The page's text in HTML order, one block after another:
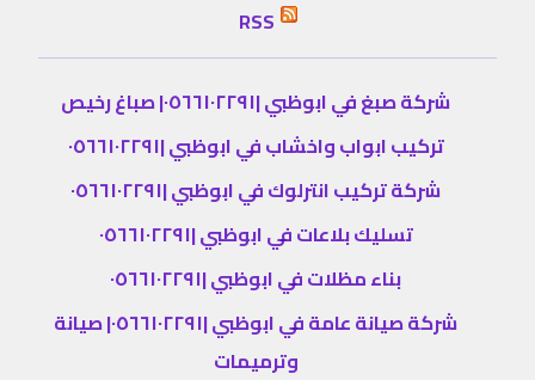
RSS
شركة صبغ في ابوظبي |٠٥٦٦١٠٢٢٩١| صباغ رخيص
تركيب ابواب واخشاب في ابوظبي |٠٥٦٦١٠٢٢٩١
شركة تركيب انترلوك في ابوظبي |٠٥٦٦١٠٢٢٩١
تسليك بلاعات في ابوظبي |٠٥٦٦١٠٢٢٩١
بناء مظلات في ابوظبي |٠٥٦٦١٠٢٢٩١
شركة صيانة عامة في ابوظبي |٠٥٦٦١٠٢٢٩١| صيانة
وترميمات